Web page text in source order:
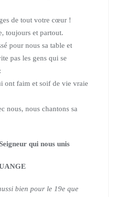
de tout votre cœur !
toujours et partout.
pour nous sa table et
pas les gens qui se
ont faim et soif de vie vraie
nous, nous chantons sa
qui nous unis
bien pour le 19e que